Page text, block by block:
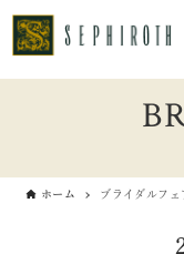
ホーム ブライダルフェ